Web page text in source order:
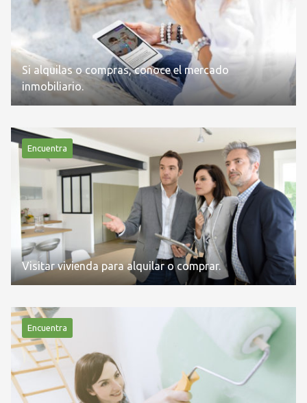
Si alquilas o compras, conoce el mercado
inmobiliario.
Encuentra
Visitar vivienda para alquilar o comprar.
Encuentra